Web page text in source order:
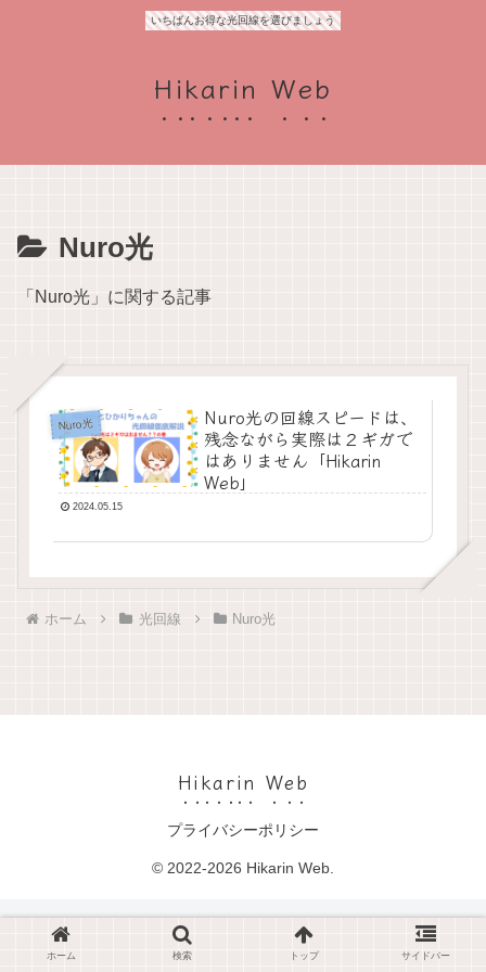
いちばんお得な光回線を選びましょう
Hikarin Web
Nuro光
「Nuro光」に関する記事
Nuro光
Nuro光の回線スピードは、
残念ながら実際は２ギガで
はありません「Hikarin
Web」
2024.05.15
ホーム 光回線 Nuro光
Hikarin Web
プライバシーポリシー
© 2022-2026 Hikarin Web.
ホーム 検索 トップ サイドバー